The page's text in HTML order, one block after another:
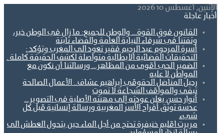
الإثنين, أغسطس 10 2026
أخبار عاجلة
القانون فوق القوة… والوطن للجميع: ما زال في الوطن خير،
وثقتنا في شرفاء النيابة العامة والقضاء ثابتة
أسرة المرحوم عبد الرحيم فقير تعود الى المغرب وتؤكد :
التحقيقات القضائية الايطالية متواصلة لكشف الحقيقة كاملة .
الضمير الحي أقوى من المظاهر… ورسالتنا أن نكون مع
المواطن لا عليه
رحيل المناضل الحقوقي إبراهيم عشاف.. الأعمال الصالحة
تبقى والمواقف الشجاعة لا تموت
أنوار حسن يعلن عودته إلى مهنته الأصلية في التصوير…
عدسة توثق أفراح الأسر المغربية ورسالة إنسانية قبل كل
شيء
مريرت اقليم خنيفرة تحتج من أجل الماء.حين يتحول العطش الى